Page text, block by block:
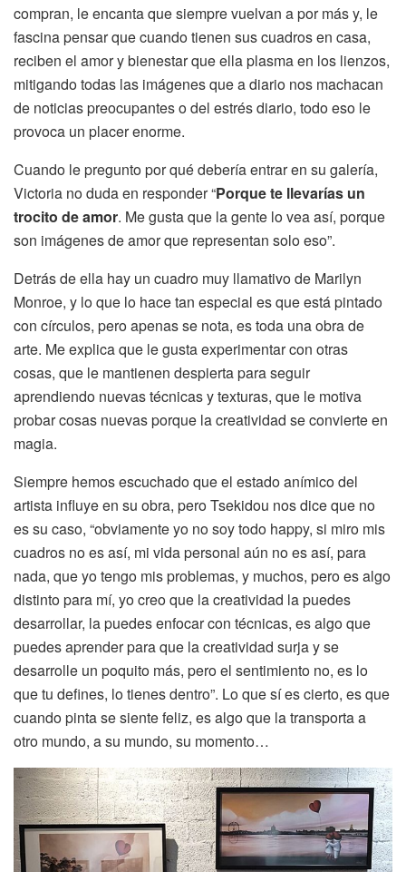
compran, le encanta que siempre vuelvan a por más y, le
fascina pensar que cuando tienen sus cuadros en casa,
reciben el amor y bienestar que ella plasma en los lienzos,
mitigando todas las imágenes que a diario nos machacan
de noticias preocupantes o del estrés diario, todo eso le
provoca un placer enorme.
Cuando le pregunto por qué debería entrar en su galería,
Victoria no duda en responder “Porque te llevarías un
trocito de amor. Me gusta que la gente lo vea así, porque
son imágenes de amor que representan solo eso”.
Detrás de ella hay un cuadro muy llamativo de Marilyn
Monroe, y lo que lo hace tan especial es que está pintado
con círculos, pero apenas se nota, es toda una obra de
arte. Me explica que le gusta experimentar con otras
cosas, que le mantienen despierta para seguir
aprendiendo nuevas técnicas y texturas, que le motiva
probar cosas nuevas porque la creatividad se convierte en
magia.
Siempre hemos escuchado que el estado anímico del
artista influye en su obra, pero Tsekidou nos dice que no
es su caso, “obviamente yo no soy todo happy, si miro mis
cuadros no es así, mi vida personal aún no es así, para
nada, que yo tengo mis problemas, y muchos, pero es algo
distinto para mí, yo creo que la creatividad la puedes
desarrollar, la puedes enfocar con técnicas, es algo que
puedes aprender para que la creatividad surja y se
desarrolle un poquito más, pero el sentimiento no, es lo
que tu defines, lo tienes dentro”. Lo que sí es cierto, es que
cuando pinta se siente feliz, es algo que la transporta a
otro mundo, a su mundo, su momento…